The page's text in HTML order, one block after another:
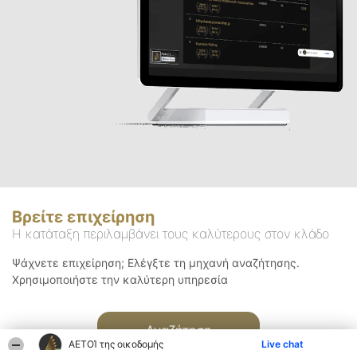
ΑΕΤΟΊ της οικοδομής Live chat
Βρείτε επιχείρηση
Η κατάταξη περιλαμβάνει τους καλύτερους στον κλάδο
Ψάχνετε επιχείρηση; Ελέγξτε τη μηχανή αναζήτησης.
Χρησιμοποιήστε την καλύτερη υπηρεσία
Αναζήτηση